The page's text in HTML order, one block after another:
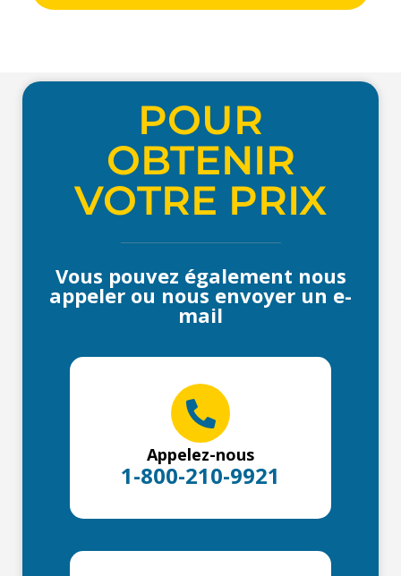
POUR
OBTENIR
VOTRE PRIX
Vous pouvez également nous
appeler ou nous envoyer un e-
mail
Appelez-nous
1-800-210-9921